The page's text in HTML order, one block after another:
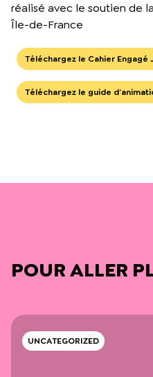
réalisé avec le soutien de
Île-de-France
Téléchargez le Cahier Engagé
Téléchargez le guide
POUR ALLER
UNCATEGORIZED